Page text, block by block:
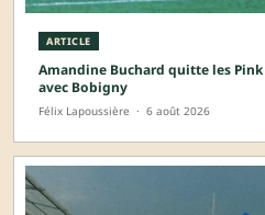
ARTICLE
Amandine Buchard quitte les
avec Bobigny
Félix Lapoussière · 6 août 2026